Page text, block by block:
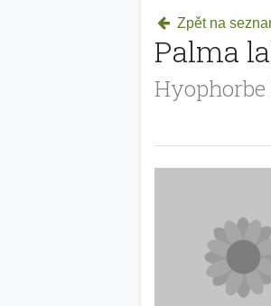
Zpět na
Palma